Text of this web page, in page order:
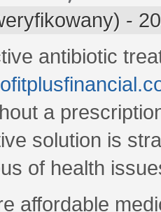
-
antibiotic
a
solution is
of health
affordable